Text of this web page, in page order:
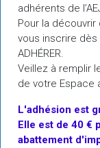
adhérents de
Pour la
vous inscrire dès
ADHÉRER.
Veillez à remplir
de votre Espace
L'adhésion est
Elle est de 40 €
abattement